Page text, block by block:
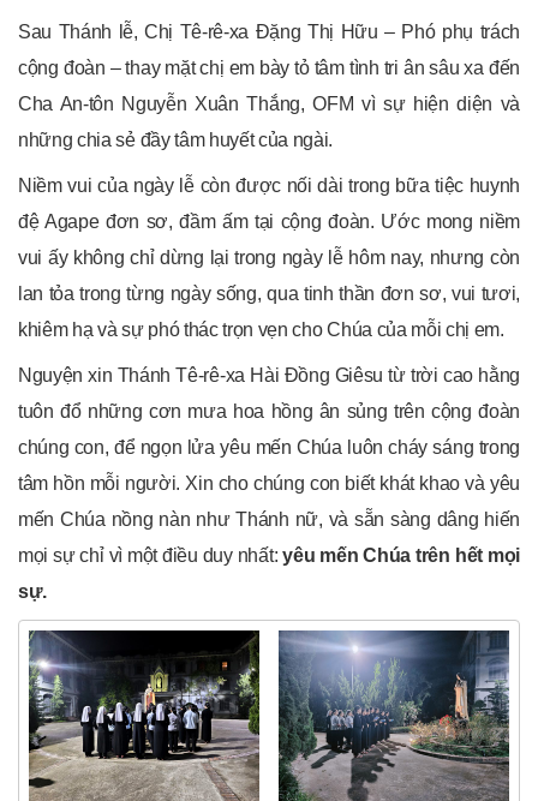
Sau Thánh lễ, Chị Tê-rê-xa Đặng Thị Hữu – Phó phụ trách
cộng đoàn – thay mặt chị em bày tỏ tâm tình tri ân sâu xa đến
Cha An-tôn Nguyễn Xuân Thắng, OFM vì sự hiện diện và
những chia sẻ đầy tâm huyết của ngài.
Niềm vui của ngày lễ còn được nối dài trong bữa tiệc huynh
đệ Agape đơn sơ, đầm ấm tại cộng đoàn. Ước mong niềm
vui ấy không chỉ dừng lại trong ngày lễ hôm nay, nhưng còn
lan tỏa trong từng ngày sống, qua tinh thần đơn sơ, vui tươi,
khiêm hạ và sự phó thác trọn vẹn cho Chúa của mỗi chị em.
Nguyện xin Thánh Tê-rê-xa Hài Đồng Giêsu từ trời cao hằng
tuôn đổ những cơn mưa hoa hồng ân sủng trên cộng đoàn
chúng con, để ngọn lửa yêu mến Chúa luôn cháy sáng trong
tâm hồn mỗi người. Xin cho chúng con biết khát khao và yêu
mến Chúa nồng nàn như Thánh nữ, và sẵn sàng dâng hiến
mọi sự chỉ vì một điều duy nhất:yêu mến Chúa trên hết mọi
sự.